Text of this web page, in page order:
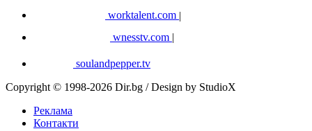
worktalent.com |
wnesstv.com |
soulandpepper.tv
Copyright © 1998-2026 Dir.bg / Design by StudioX
Реклама
Контакти